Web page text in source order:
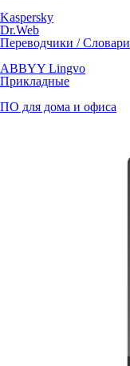
Kaspersky
Dr.Web
Переводчики / Словари
ABBYY Lingvo
Прикладные
ПО для дома и офиса